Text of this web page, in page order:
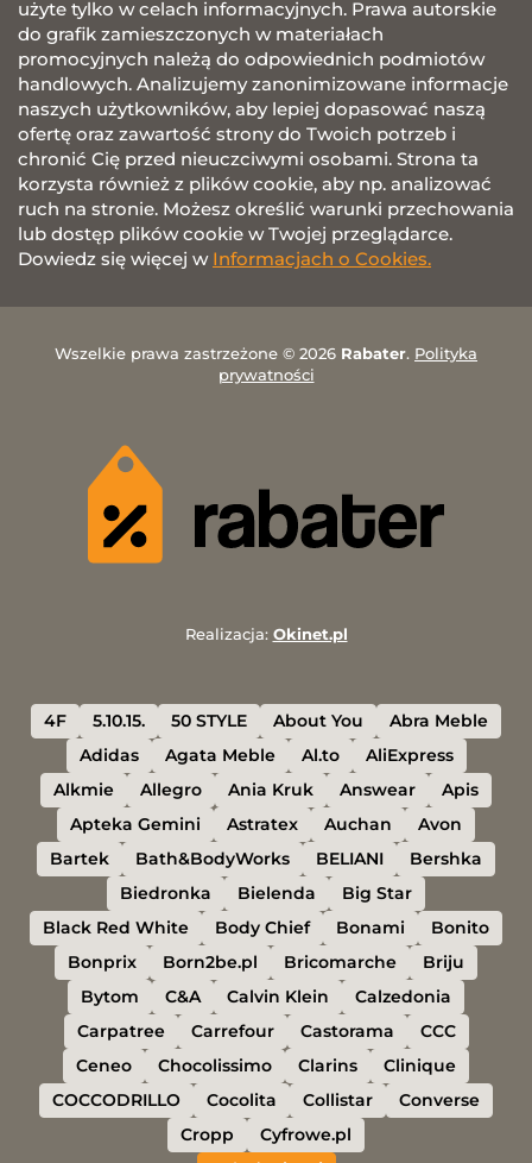
użyte tylko w celach informacyjnych. Prawa autorskie
do grafik zamieszczonych w materiałach
promocyjnych należą do odpowiednich podmiotów
handlowych. Analizujemy zanonimizowane informacje
naszych użytkowników, aby lepiej dopasować naszą
ofertę oraz zawartość strony do Twoich potrzeb i
chronić Cię przed nieuczciwymi osobami. Strona ta
korzysta również z plików cookie, aby np. analizować
ruch na stronie. Możesz określić warunki przechowania
lub dostęp plików cookie w Twojej przeglądarce.
Dowiedz się więcej w Informacjach o Cookies.
Wszelkie prawa zastrzeżone © 2026 Rabater. Polityka
prywatności
Realizacja: Okinet.pl
4F 5.10.15. 50 STYLE About You
Abra Meble
Adidas
Agata Meble Al.to
AliExpress
Alkmie
Allegro Ania Kruk Answear
Apis
Apteka Gemini
Astratex Auchan
Avon
Bartek
Bath&BodyWorks BELIANI
Bershka
Biedronka
Bielenda
Big Star
Black Red White
Body Chief Bonami
Bonito
Bonprix
Born2be.pl Bricomarche
Briju
Bytom
C&A Calvin Klein
Calzedonia
Carpatree
Carrefour Castorama
CCC
Ceneo
Chocolissimo Clarins
Clinique
COCCODRILLO
Cocolita Collistar
Converse
Cropp
Cyfrowe.pl